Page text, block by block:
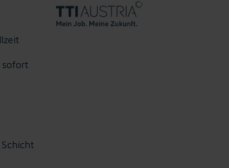
sofort